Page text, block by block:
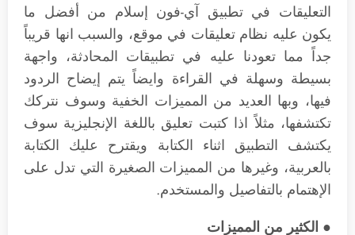
التعليقات في تطبيق آي-فون إسلام من أفضل ما
يكون عليه نظام تعليقات في موقع، والسبب انها قريباً
جداً مما تعودنا عليه في تطبيقات المحادثة، واجهة
بسيطة وسهلة في القراءة وايضاً يتم إيضاح الردود
فيها، وبها العديد من المميزات الخفية وسوف نتركك
تكتشفها، مثلاً اذا كتبت تعليق باللغة الإنجليزية سوف
يكتشف التطبيق اثناء الكتابة ويقترح عليك الكتابة
بالعربية، وغيرها من المميزات الصغيرة التي تدل على
الإهتمام بالتفاصيل والمستخدم.
● الكثير من المميزات